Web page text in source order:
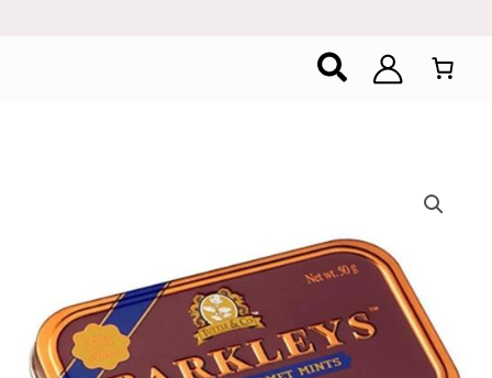
Zoeken
Warme
Kaneel-
Appelpastilles